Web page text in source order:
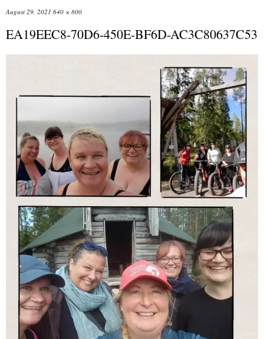
August 29, 2021 640 × 800
EA19EEC8-70D6-450E-BF6D-AC3C80637C53